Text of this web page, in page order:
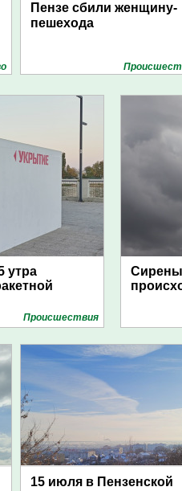
Пензе сбили женщину-
пешехода
утра
Проиcшествия
Сирены
15 июля в Пензенской